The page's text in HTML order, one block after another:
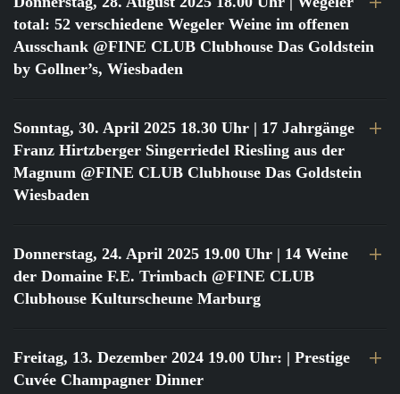
total: 52 verschiedene Wegeler Weine im offenen
Ausschank @FINE CLUB Clubhouse Das Goldstein
by Gollner’s, Wiesbaden
Sonntag, 30. April 2025 18.30 Uhr | 17 Jahrgänge
Franz Hirtzberger Singerriedel Riesling aus der
Magnum @FINE CLUB Clubhouse Das Goldstein
Wiesbaden
Donnerstag, 24. April 2025 19.00 Uhr | 14 Weine
der Domaine F.E. Trimbach @FINE CLUB
Clubhouse Kulturscheune Marburg
Freitag, 13. Dezember 2024 19.00 Uhr: | Prestige
Cuvée Champagner Dinner